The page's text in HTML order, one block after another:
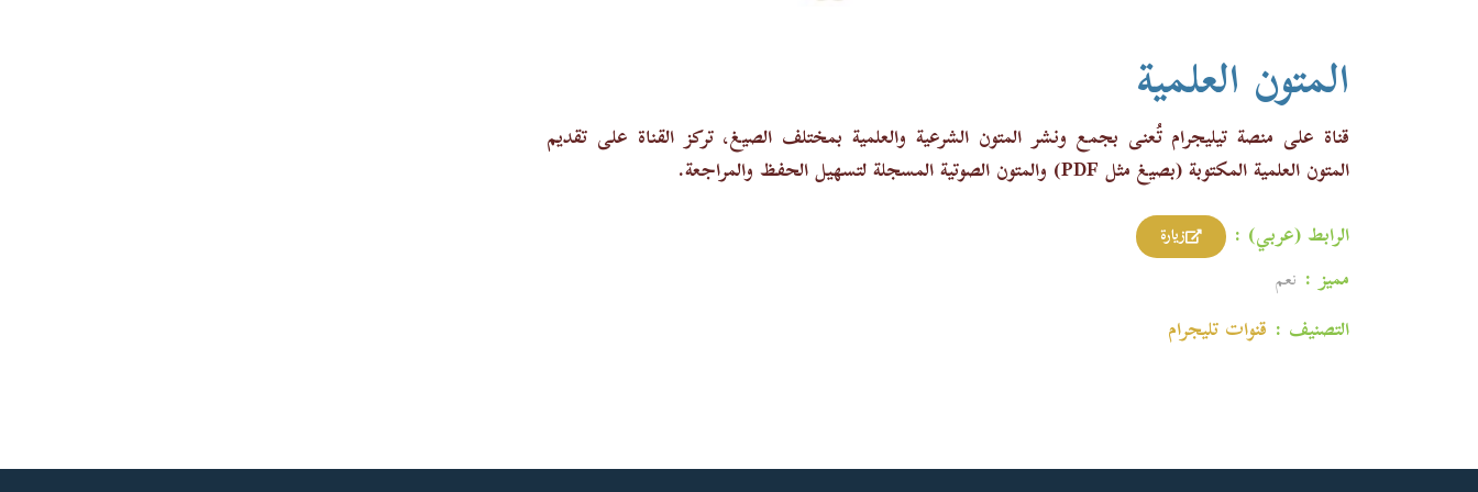
المتون العلمية
قناة على منصة تيليجرام تُعنى بجمع ونشر المتون الشرعية والعلمية بمختلف الصيغ، تركز القناة على تقديم
المتون العلمية المكتوبة (بصيغ مثل PDF) والمتون الصوتية المسجلة لتسهيل الحفظ والمراجعة.
الرابط (عربي) :
زيارة
مميز : نعم
التصنيف : قنوات تليجرام